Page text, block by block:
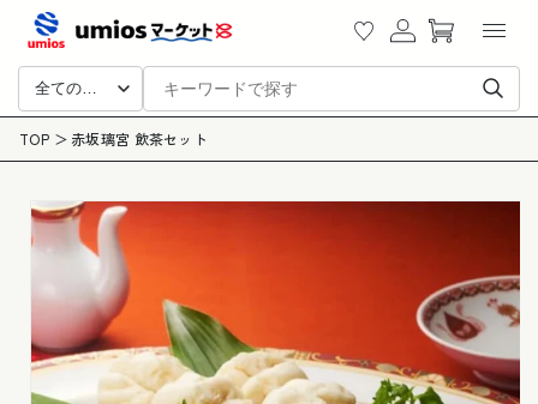
ツに
進む
ー
グ
イ
ン
全ての商品
TOP 赤坂璃宮 飲茶セット
商品
情報
にス
キッ
プ